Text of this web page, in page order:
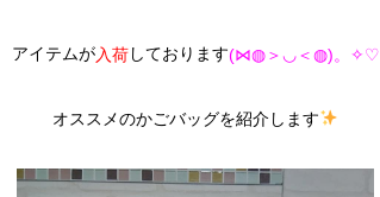
アイテムが入荷しております(⋈◍＞◡＜◍)。✧♡
オススメのかごバッグを紹介します